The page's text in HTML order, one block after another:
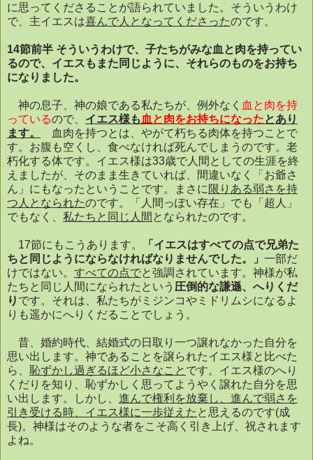
に思ってくださることが語られていました。そういうわけ
で、主イエスは喜んで人となってくださったのです。
14節前半 そういうわけで、子たちがみな血と肉を持ってい
るので、イエスもまた同じように、それらのものをお持ち
になりました。
神の息子、神の娘である私たちが、例外なく 血と肉を持
っているので、 イエス様も 血と肉をお持ちになったとあり
ます。
血肉を持つとは、やがて朽ちる肉体を持つことで
す。お腹も空くし、食べなければ死んでしまうのです。老
朽化する体です。イエス様は33歳で人間としての生涯を終
えましたが、そのまま生きていれば、間違いなく「お爺さ
ん」にもなったということです。まさに 限りある弱さを持
つ人となられたのです。「人間っぽい存在」でも「超人」
でもなく、 私たちと同じ人間 となられたのです。
17節にもこうあります。
「イエスはすべての点で兄弟た
ちと同じようにならなければなりませんでした。」 一部だ
けではない。 すべての点でと強調されています。神様が私
たちと同じ人間になられたという 圧倒的な謙遜、へりくだ
り です。それは、私たちがミジンコやミドリムシになるよ
りも遥かにへりくだることでしょう。
昔、婚約時代、結婚式の日取り一つ譲れなかった自分を
思い出します。神であることを譲られたイエス様と比べた
ら、 恥ずかし過ぎるほど小さなこと です。イエス様のへり
くだりを知り、恥ずかしく思ってようやく譲れた自分を思
い出します。しかし、 進んで権利を放棄し、進んで弱さを
引き受ける時、イエス様に一歩従えた と思えるのです(成
長)。神様はそのような者をこそ高く引き上げ、祝されます
よね。